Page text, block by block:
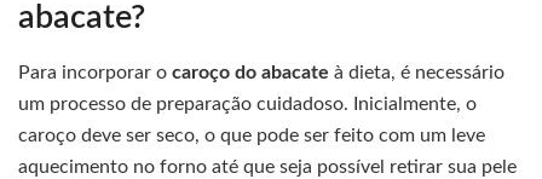
abacate?
Para incorporar o caroço do abacate à dieta, é necessário
um processo de preparação cuidadoso. Inicialmente, o
caroço deve ser seco, o que pode ser feito com um leve
aquecimento no forno até que seja possível retirar sua pele